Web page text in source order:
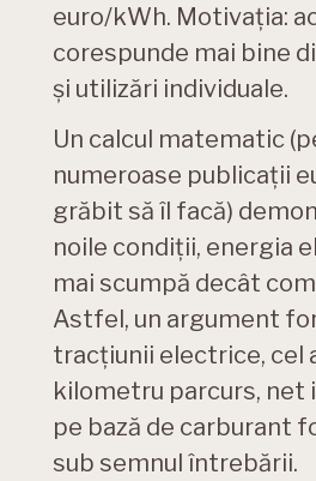
euro/kWh. Motivația:
corespunde mai bine
și utilizări individuale.
Un calcul matematic
numeroase publicații
grăbit să îl facă)
noile condiții, energia
mai scumpă decât
Astfel, un argument
tracțiunii electrice, cel
kilometru parcurs, net
pe bază de carburant
sub semnul întrebării.